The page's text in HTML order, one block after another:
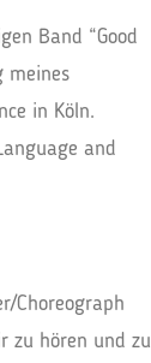
Band “Good
meines
in Köln.
and
Choreograph
zu hören und zu